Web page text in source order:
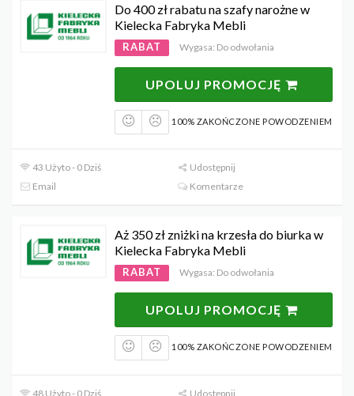
Do 400 zł rabatu na szafy narożne w
Kielecka Fabryka Mebli
RABAT Wygasa: Do odwołania
UPOLUJ PROMOCJĘ
100% ZAKOŃCZONE POWODZENIEM
43 Użyto - 0 Dziś
Udostępnij
Email
Komentarze
Aż 350 zł zniżki na krzesła do biurka w
Kielecka Fabryka Mebli
RABAT Wygasa: Do odwołania
UPOLUJ PROMOCJĘ
100% ZAKOŃCZONE POWODZENIEM
48 Użyto - 0 Dziś Udostępnij